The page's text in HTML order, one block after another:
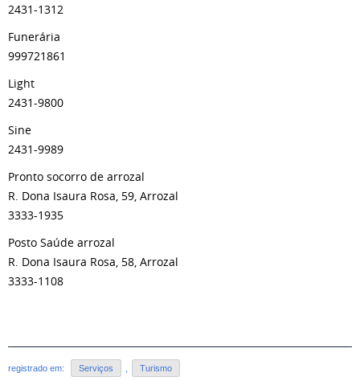
2431-1312
Funerária
999721861
Light
2431-9800
Sine
2431-9989
Pronto socorro de arrozal
R. Dona Isaura Rosa, 59, Arrozal
3333-1935
Posto Saúde arrozal
R. Dona Isaura Rosa, 58, Arrozal
3333-1108
registrado em: Serviços Turismo